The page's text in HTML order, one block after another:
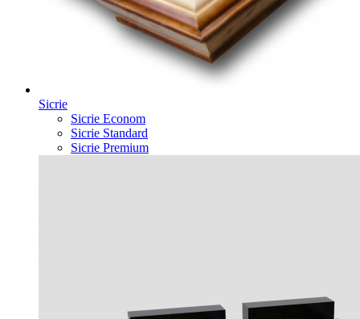
Sicrie
Sicrie Econom
Sicrie Standard
Sicrie Premium